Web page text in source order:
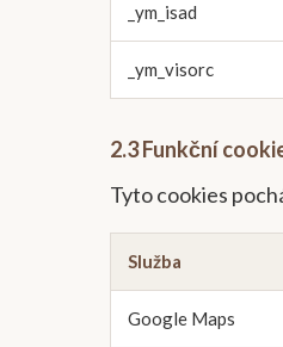
_ym_isad
_ym_visorc
2.3 Funkční
Tyto cookies
Služba
Google Maps